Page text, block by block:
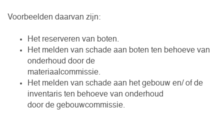
Voorbeelden daarvan zijn:
Het reserveren van boten.
Het melden van schade aan boten ten behoeve van
onderhoud door de
materiaalcommissie.
Het melden van schade aan het gebouw en/ of de
inventaris ten behoeve van onderhoud
door de gebouwcommissie.